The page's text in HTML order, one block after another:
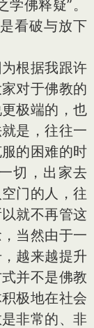
佛释疑”。
看破与放下
根据我跟许
对于佛教的
极端的，也
是，往往一
的困难的时
切，出家去
门的人，往
就不再管这
当然由于一
越来越提升
并不是佛教
极地在社会
非常的、非